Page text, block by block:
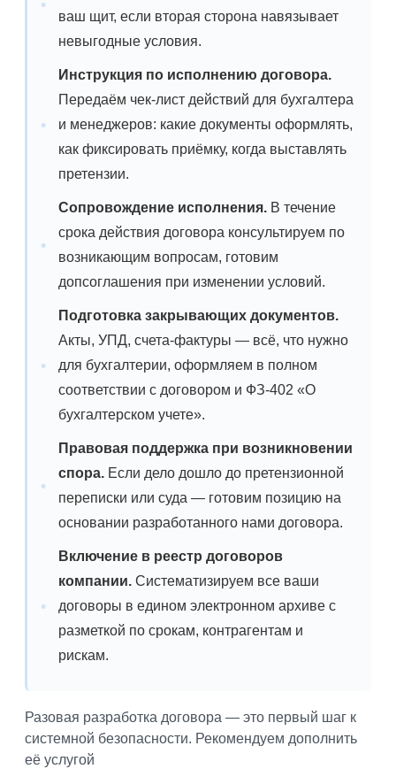
ваш щит, если вторая сторона навязывает
невыгодные условия.
Инструкция по исполнению договора.
Передаём чек-лист действий для бухгалтера
и менеджеров: какие документы оформлять,
как фиксировать приёмку, когда выставлять
претензии.
Сопровождение исполнения. В течение
срока действия договора консультируем по
возникающим вопросам, готовим
допсоглашения при изменении условий.
Подготовка закрывающих документов.
Акты, УПД, счета-фактуры — всё, что нужно
для бухгалтерии, оформляем в полном
соответствии с договором и ФЗ-402 «О
бухгалтерском учете».
Правовая поддержка при возникновении
спора. Если дело дошло до претензионной
переписки или суда — готовим позицию на
основании разработанного нами договора.
Включение в реестр договоров
компании. Систематизируем все ваши
договоры в едином электронном архиве с
разметкой по срокам, контрагентам и
рискам.
Разовая разработка договора — это первый шаг к
системной безопасности. Рекомендуем дополнить
её услугой